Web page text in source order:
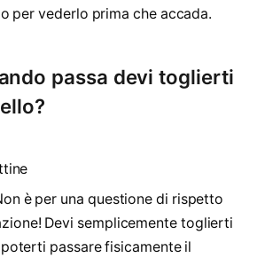
per vederlo prima che accada.
passa devi toglierti
è per una questione di rispetto
Devi semplicemente toglierti
passare fisicamente il